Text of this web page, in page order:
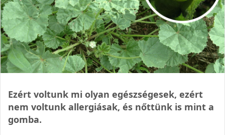
Ezért voltunk mi olyan egészségesek, ezért
nem voltunk allergiásak, és nőttünk is mint a
gomba.